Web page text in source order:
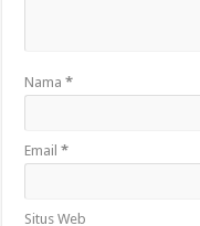
Nama*
Email*
Situs Web